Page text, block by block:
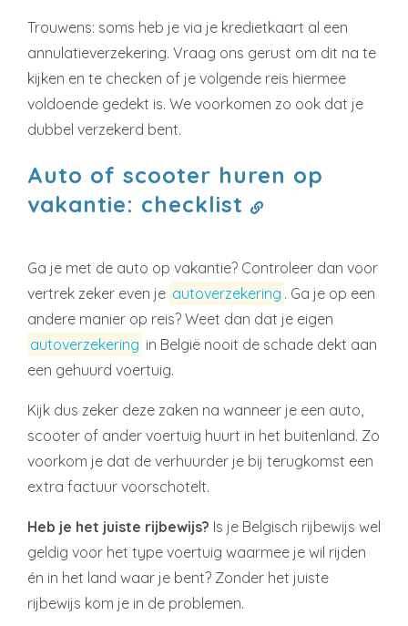
Trouwens: soms heb je via je kredietkaart al een
annulatieverzekering. Vraag ons gerust om dit na te
kijken en te checken of je volgende reis hiermee
voldoende gedekt is. We voorkomen zo ook dat je
dubbel verzekerd bent.
Auto of scooter huren op
vakantie: checklist
Ga je met de auto op vakantie? Controleer dan voor
vertrek zeker even je autoverzekering . Ga je op een
andere manier op reis? Weet dan dat je eigen
autoverzekering in België nooit de schade dekt aan
een gehuurd voertuig.
Kijk dus zeker deze zaken na wanneer je een auto,
scooter of ander voertuig huurt in het buitenland. Zo
voorkom je dat de verhuurder je bij terugkomst een
extra factuur voorschotelt.
Heb je het juiste rijbewijs? Is je Belgisch rijbewijs wel
geldig voor het type voertuig waarmee je wil rijden
én in het land waar je bent? Zonder het juiste
rijbewijs kom je in de problemen.